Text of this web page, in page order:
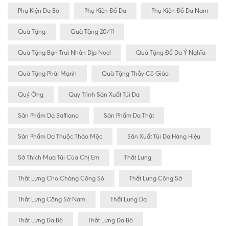
Phụ Kiện Da Bò Phụ Kiện Đồ Da Phụ Kiện Đồ Da Nam
Quà Tặng Quà Tặng 20/11
Quà Tặng Bạn Trai Nhân Dịp Noel Quà Tặng Đồ Da Ý Nghĩa
Quà Tặng Phái Mạnh Quà Tặng Thầy Cô Giáo
Quý Ông Quy Trình Sản Xuất Túi Da
Sản Phẩm Da Saffiano Sản Phẩm Da Thật
Sản Phẩm Da Thuộc Thảo Mộc Sản Xuất Túi Da Hàng Hiệu
Sở Thích Mua Túi Của Chị Em Thắt Lưng
Thắt Lưng Cho Chàng Công Sở Thắt Lưng Công Sở
Thắt Lưng Công Sở Nam Thắt Lưng Da
Thăt Lưng Da Bò Thắt Lưng Da Bò